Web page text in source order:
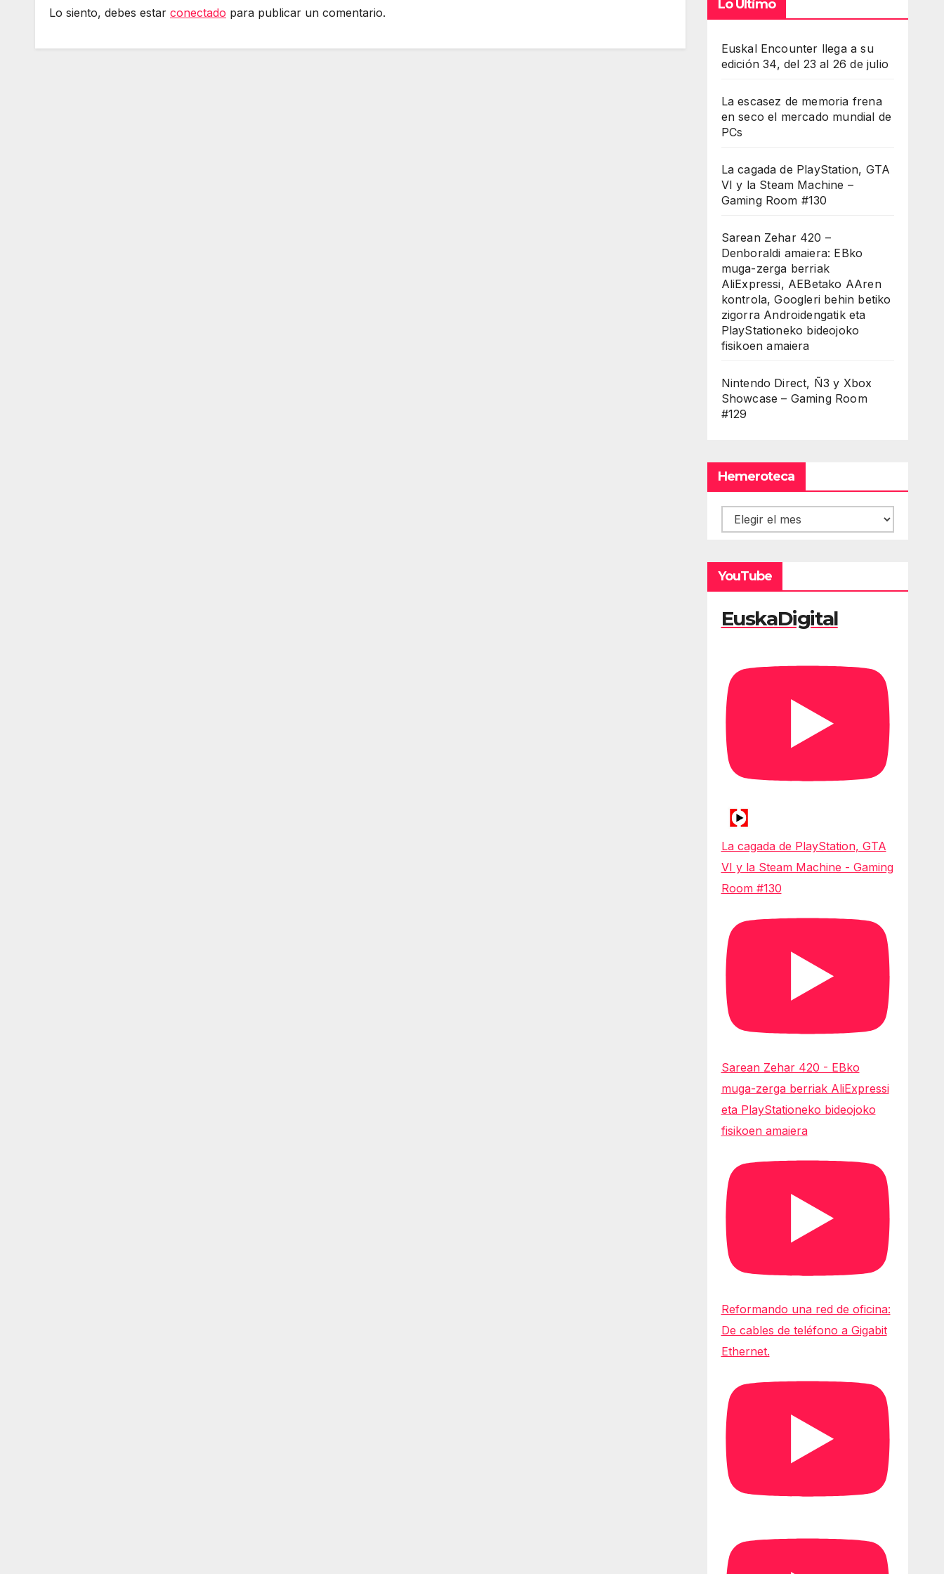
Lo siento, debes estar conectado para publicar un comentario.
Lo Último
Euskal Encounter llega a su
edición 34, del 23 al 26 de julio
La escasez de memoria frena
en seco el mercado mundial de
PCs
La cagada de PlayStation, GTA
VI y la Steam Machine –
Gaming Room #130
Sarean Zehar 420 –
Denboraldi amaiera: EBko
muga-zerga berriak
AliExpressi, AEBetako AAren
kontrola, Googleri behin betiko
zigorra Androidengatik eta
PlayStationeko bideojoko
fisikoen amaiera
Nintendo Direct, Ñ3 y Xbox
Showcase – Gaming Room
#129
Hemeroteca
Hemeroteca
YouTube
EuskaDigital
La cagada de PlayStation, GTA
VI y la Steam Machine - Gaming
Room #130
Sarean Zehar 420 - EBko
muga-zerga berriak AliExpressi
eta PlayStationeko bideojoko
fisikoen amaiera
Reformando una red de oficina:
De cables de teléfono a Gigabit
Ethernet.